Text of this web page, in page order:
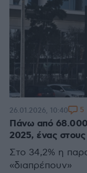
Πάνω από 68.000
2025, ένας
Στο 34,2% η
«διαπρέπουν»
26.01.2026, 10:40 5